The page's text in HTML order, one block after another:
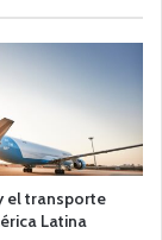
el transporte
Latina